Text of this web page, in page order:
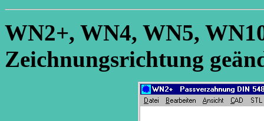
WN2+, WN4, WN5,
Zeichnungsrichtung